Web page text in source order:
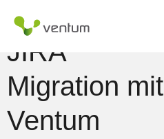
Inhalt
springen
JIRA
Migration mit
Ventum